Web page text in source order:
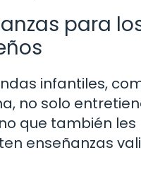
para
infantiles,
no solo
que también les
enseñanzas